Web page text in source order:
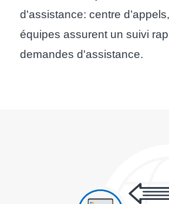
d'assistance: centre
équipes assurent un suivi
demandes d'assistance.